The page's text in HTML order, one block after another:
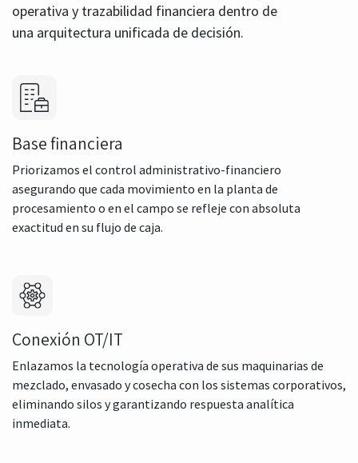
operativa y trazabilidad financiera dentro de
una arquitectura unificada de decisión.
Base financiera
Priorizamos el control administrativo-financiero
asegurando que cada movimiento en la planta de
procesamiento o en el campo se refleje con absoluta
exactitud en su flujo de caja.
Conexión OT/IT
Enlazamos la tecnología operativa de sus maquinarias de
mezclado, envasado y cosecha con los sistemas corporativos,
eliminando silos y garantizando respuesta analítica
inmediata.